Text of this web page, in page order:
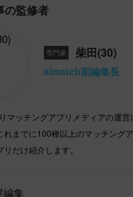
の監修者
専門家 柴田(30)
aimatch副編集長
マッチングアプリメディアの運
れまでに100種以上のマッチング
だけ紹介します。